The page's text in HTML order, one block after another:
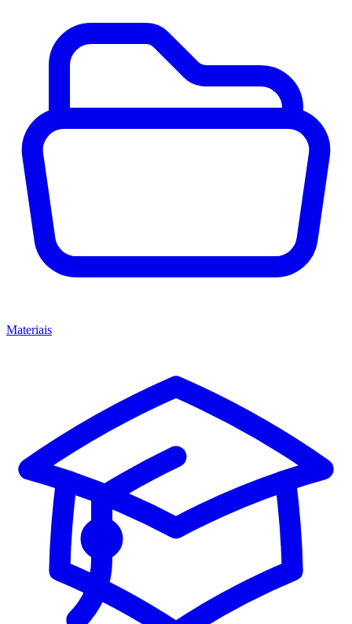
Materiais